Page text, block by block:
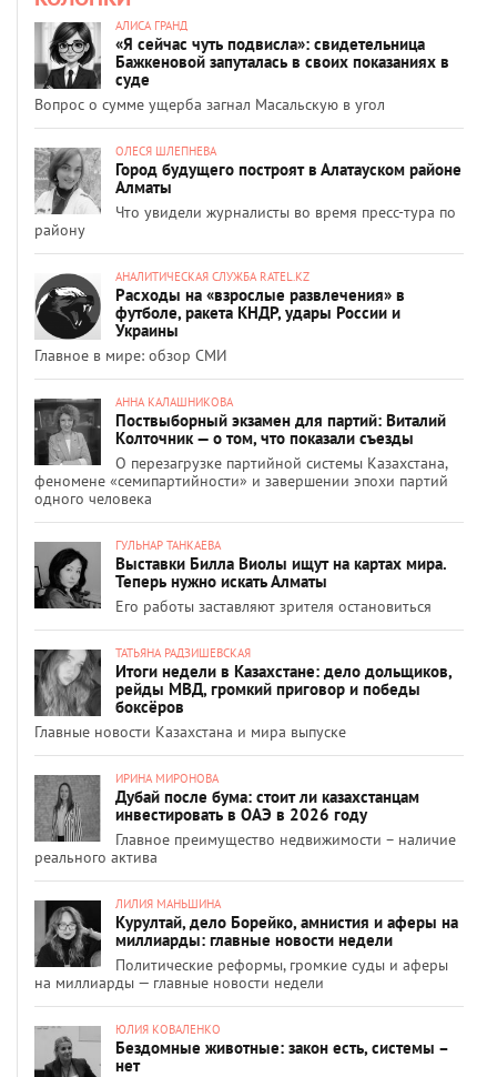
АЛИСА ГРАНД
«Я сейчас чуть подвисла»: свидетельница
Бажкеновой запуталась в своих показаниях в
суде
Вопрос о сумме ущерба загнал Масальскую в угол
ОЛЕСЯ ШЛЕПНЕВА
Город будущего построят в Алатауском районе
Алматы
Что увидели журналисты во время пресс-тура по
району
АНАЛИТИЧЕСКАЯ СЛУЖБА RATEL.KZ
Расходы на «взрослые развлечения» в
футболе, ракета КНДР, удары России и
Украины
Главное в мире: обзор СМИ
АННА КАЛАШНИКОВА
Поствыборный экзамен для партий: Виталий
Колточник — о том, что показали съезды
О перезагрузке партийной системы Казахстана,
феномене «семипартийности» и завершении эпохи партий
одного человека
ГУЛЬНАР ТАНКАЕВА
Выставки Билла Виолы ищут на картах мира.
Теперь нужно искать Алматы
Его работы заставляют зрителя остановиться
ТАТЬЯНА РАДЗИШЕВСКАЯ
Итоги недели в Казахстане: дело дольщиков,
рейды МВД, громкий приговор и победы
боксёров
Главные новости Казахстана и мира выпуске
ИРИНА МИРОНОВА
Дубай после бума: стоит ли казахстанцам
инвестировать в ОАЭ в 2026 году
Главное преимущество недвижимости – наличие
реального актива
ЛИЛИЯ МАНЬШИНА
Курултай, дело Борейко, амнистия и аферы на
миллиарды: главные новости недели
Политические реформы, громкие суды и аферы
на миллиарды — главные новости недели
ЮЛИЯ КОВАЛЕНКО
Бездомные животные: закон есть, системы –
нет